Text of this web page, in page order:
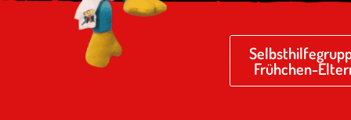
Frühchen-